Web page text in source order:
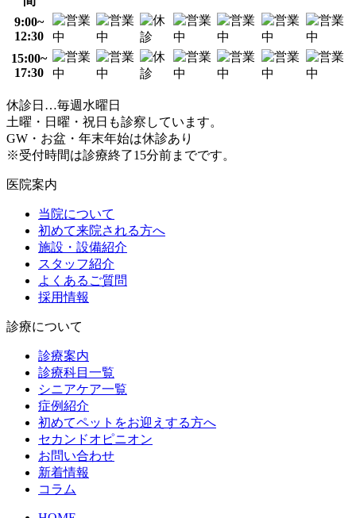
9:00~
12:30
15:00~
17:30
休診日…毎週水曜日
土曜・日曜・祝日も診察しています。
GW・お盆・年末年始は休診あり
※受付時間は診療終了15分前までです。
医院案内
当院について
初めて来院される方へ
施設・設備紹介
スタッフ紹介
よくあるご質問
採用情報
診療について
診療案内
診療科目一覧
シニアケア一覧
症例紹介
初めてペットをお迎えする方へ
セカンドオピニオン
お問い合わせ
新着情報
コラム